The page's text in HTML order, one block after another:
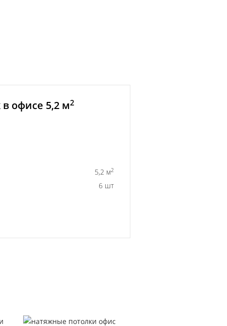
офисе 5,2 м2
5,2 м2
6 шт